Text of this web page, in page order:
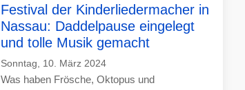
Festival der Kinderliedermacher in
Nassau: Daddelpause eingelegt
und tolle Musik gemacht
Sonntag, 10. März 2024
Was haben Frösche, Oktopus und